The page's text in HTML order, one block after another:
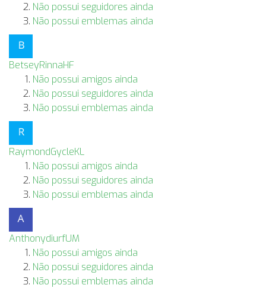
Não possui seguidores ainda
Não possui emblemas ainda
BetseyRinnaHF
Não possui amigos ainda
Não possui seguidores ainda
Não possui emblemas ainda
RaymondGycleKL
Não possui amigos ainda
Não possui seguidores ainda
Não possui emblemas ainda
AnthonydiurfUM
Não possui amigos ainda
Não possui seguidores ainda
Não possui emblemas ainda